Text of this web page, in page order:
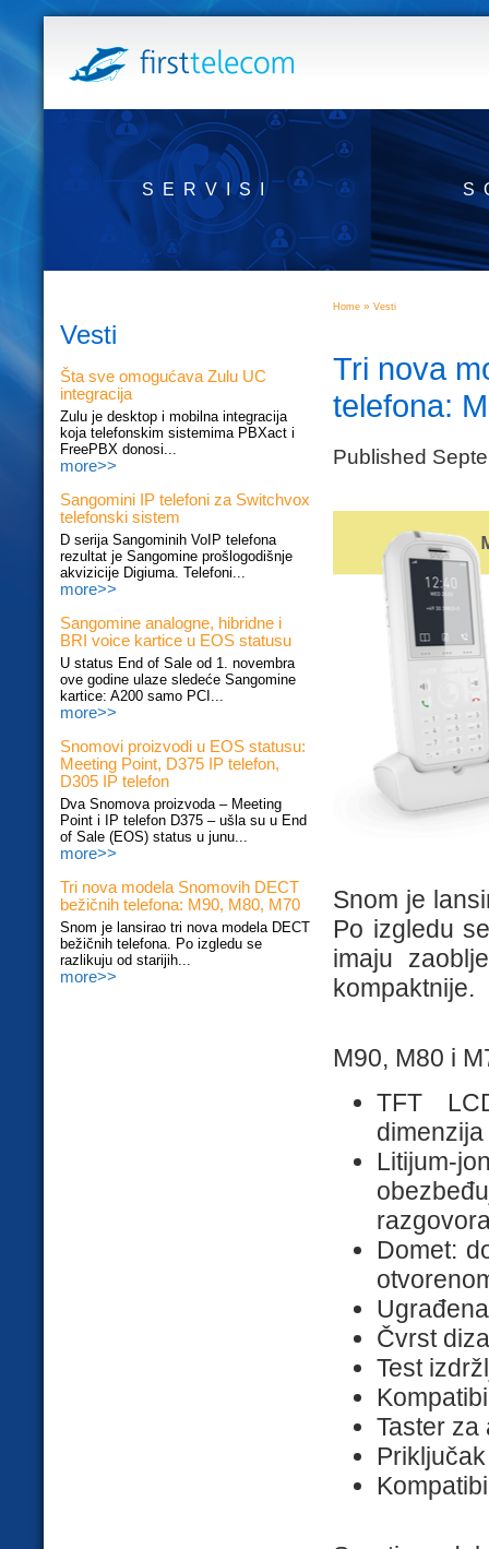
SERVISI
Vesti
Šta sve omogućava Zulu UC
integracija
Zulu je desktop i mobilna integracija
koja telefonskim sistemima PBXact i
FreePBX donosi...
more>>
Sangomini IP telefoni za Switchvox
telefonski sistem
D serija Sangominih VoIP telefona
rezultat je Sangomine prošlogodišnje
akvizicije Digiuma. Telefoni...
more>>
Sangomine analogne, hibridne i
BRI voice kartice u EOS statusu
U status End of Sale od 1. novembra
ove godine ulaze sledeće Sangomine
kartice: A200 samo PCI...
more>>
Snomovi proizvodi u EOS statusu:
Meeting Point, D375 IP telefon,
D305 IP telefon
Dva Snomova proizvoda – Meeting
Point i IP telefon D375 – ušla su u End
of Sale (EOS) status u junu...
more>>
Tri nova modela Snomovih DECT
bežičnih telefona: M90, M80, M70
Snom je lansirao tri nova modela DECT
bežičnih telefona. Po izgledu se
razlikuju od starijih...
more>>
Home » Vesti
Tri nova
telefona:
Published
Snom je
Po izgledu
imaju
kompaktnije.
M90, M80 i
TFT
Litijum-
Domet:
Čvrst
Test
Taster za